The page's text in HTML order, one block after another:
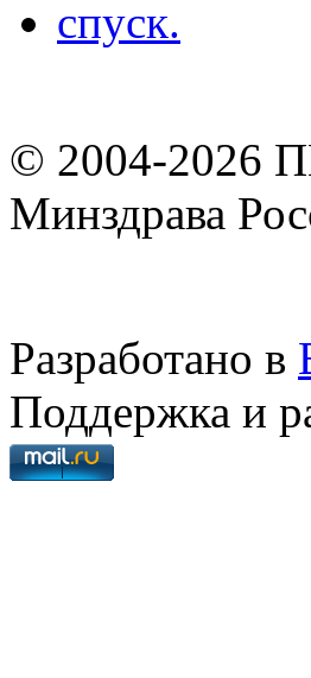
© 2004-
Минздрава
Разработано в
Поддержка и